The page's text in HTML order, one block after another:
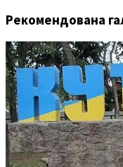
Рекомендована